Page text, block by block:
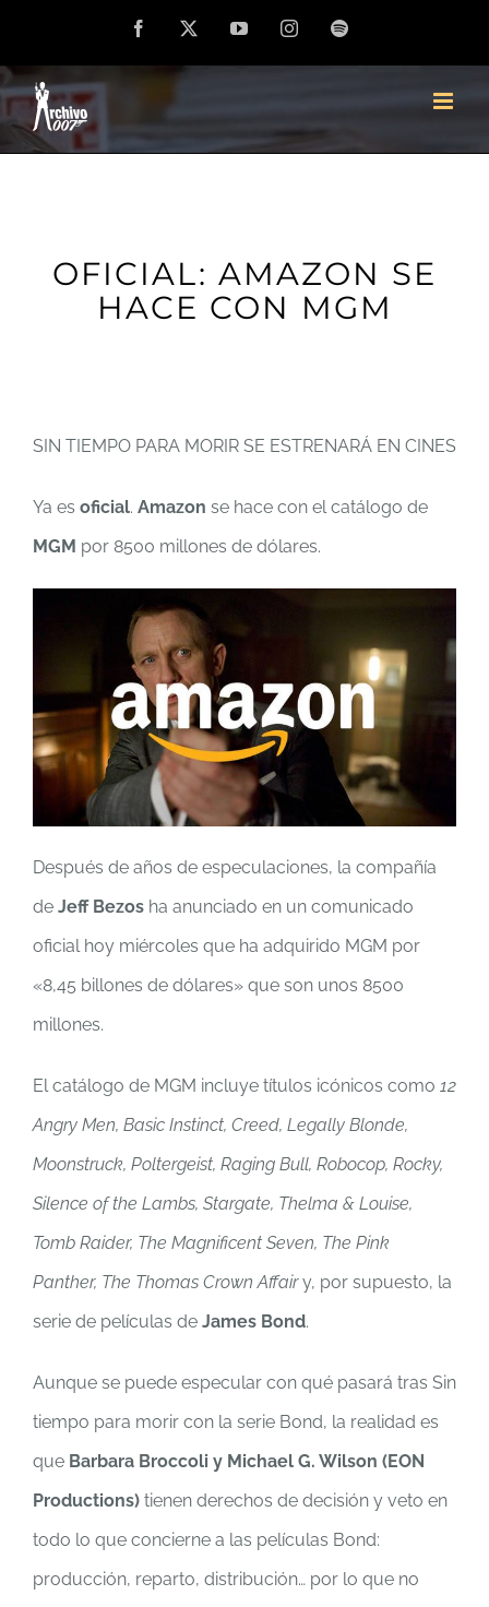
contenido
Facebook YouTubeInstagramSpotify
OFICIAL: AMAZON SE
HACE CON MGM
SIN TIEMPO PARA MORIR SE ESTRENARÁ EN CINES
Ya es oficial. Amazon se hace con el catálogo de
MGM por 8500 millones de dólares.
Después de años de especulaciones, la compañía
de Jeff Bezos ha anunciado en un comunicado
oficial hoy miércoles que ha adquirido MGM por
«8,45 billones de dólares» que son unos 8500
millones.
El catálogo de MGM incluye títulos icónicos como 12
Angry Men, Basic Instinct, Creed, Legally Blonde,
Moonstruck, Poltergeist, Raging Bull, Robocop, Rocky,
Silence of the Lambs, Stargate, Thelma & Louise,
Tomb Raider, The Magnificent Seven, The Pink
Panther, The Thomas Crown Affairy, por supuesto, la
serie de películas de James Bond.
Aunque se puede especular con qué pasará tras Sin
tiempo para morir con la serie Bond, la realidad es
que Barbara Broccoli y Michael G. Wilson (EON
Productions) tienen derechos de decisión y veto en
todo lo que concierne a las películas Bond:
producción, reparto, distribución… por lo que no